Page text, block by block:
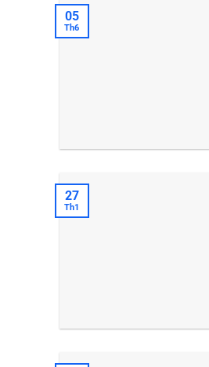
05
Th6
27
Th1